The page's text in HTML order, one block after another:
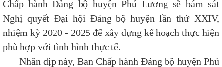
Chấp hành Đảng bộ huyện Phú Lương sẽ bám sát
Nghị quyết Đại hội Đảng bộ huyện lần thứ XXIV,
nhiệm kỳ 2020 - 2025 để xây dựng kế hoạch thực hiện
phù hợp với tình hình thực tế.
Nhân dịp này, Ban Chấp hành Đảng bộ huyện Phú